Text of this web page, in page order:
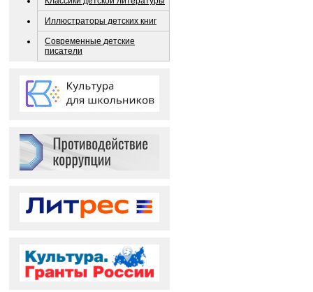
Иллюстраторы детских книг
Современные детские
писатели